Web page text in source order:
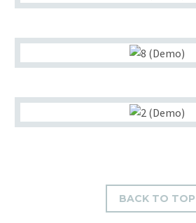
BACK TO TOP